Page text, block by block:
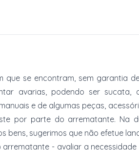
que se encontram, sem garantia
avarias, podendo ser sucata,
e de algumas peças,
por parte do arrematante. Na
sugerimos que não efetue
- avaliar a